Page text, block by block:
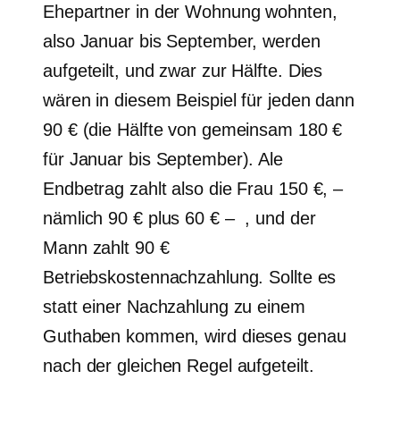
Ehepartner in der Wohnung wohnten,
also Januar bis September, werden
aufgeteilt, und zwar zur Hälfte. Dies
wären in diesem Beispiel für jeden dann
90 € (die Hälfte von gemeinsam 180 €
für Januar bis September). Ale
Endbetrag zahlt also die Frau 150 €, –
nämlich 90 € plus 60 € – , und der
Mann zahlt 90 €
Betriebskostennachzahlung. Sollte es
statt einer Nachzahlung zu einem
Guthaben kommen, wird dieses genau
nach der gleichen Regel aufgeteilt.